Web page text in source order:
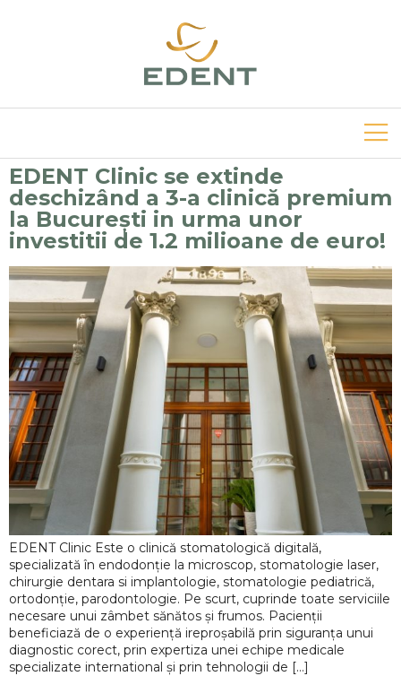
EDENT Clinic se extinde
deschizând a 3-a clinică premium
la București in urma unor
investitii de 1.2 milioane de euro!
EDENT Clinic Este o clinică stomatologică digitală,
specializată în endodonție la microscop, stomatologie laser,
chirurgie dentara si implantologie, stomatologie pediatrică,
ortodonție, parodontologie. Pe scurt, cuprinde toate serviciile
necesare unui zâmbet sănătos și frumos. Pacienții
beneficiază de o experiență ireproșabilă prin siguranța unui
diagnostic corect, prin expertiza unei echipe medicale
specializate international și prin tehnologii de […]